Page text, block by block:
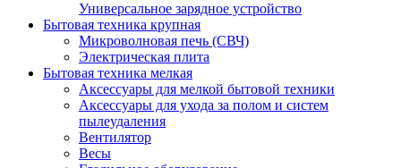
Универсальное зарядное устройство
Бытовая техника крупная
Микроволновая печь (СВЧ)
Электрическая плита
Бытовая техника мелкая
Аксессуары для мелкой бытовой техники
Аксессуары для ухода за полом и систем
пылеудаления
Вентилятор
Весы